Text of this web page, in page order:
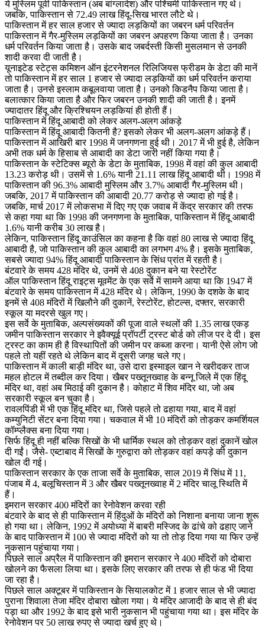
ये मुस्लिम पूर्वी पाकिस्तान (अब बांग्लादेश) और पश्चिमी पाकिस्तान गए थे।
जबकि, पाकिस्तान से 72.49 लाख हिंदू-सिख भारत लौटे थे।
पाकिस्तान में हर साल हजार से ज्यादा लड़कियों का जबरन धर्म परिवर्तन
पाकिस्तान में गैर-मुस्लिम लड़कियों का जबरन अपहरण किया जाता है। उनका
धर्म परिवर्तन किया जाता है। उसके बाद जबर्दस्ती किसी मुसलमान से उनकी
शादी करवा दी जाती है।
यूनाइटेड स्टेट्स कमिशन ऑन इंटरनेशनल रिलिजियस फ्रीडम के डेटा की मानें
तो पाकिस्तान में हर साल 1 हजार से ज्यादा लड़कियों का धर्म परिवर्तन कराया
जाता है। उनसे इस्लाम कबूलवाया जाता है। उनको किडनैप किया जाता है।
बलात्कार किया जाता है और फिर जबरन उनकी शादी की जाती है। इनमें
ज्यादातर हिंदू और क्रिश्चियन लड़कियां ही होती हैं।
पाकिस्तान में हिंदू आबादी को लेकर अलग-अलग आंकड़े
पाकिस्तान में हिंदू आबादी कितनी है? इसको लेकर भी अलग-अलग आंकड़े हैं।
पाकिस्तान में आखिरी बार 1998 में जनगणना हुई थी। 2017 में भी हुई है, लेकिन
अभी तक धर्म के हिसाब से आबादी का डेटा जारी नहीं किया गया है।
पाकिस्तान के स्टेटिक्स ब्यूरो के डेटा के मुताबिक, 1998 में वहां की कुल आबादी
13.23 करोड़ थी। उसमें से 1.6% यानी 21.11 लाख हिंदू आबादी थी। 1998 में
पाकिस्तान की 96.3% आबादी मुस्लिम और 3.7% आबादी गैर-मुस्लिम थी।
जबकि, 2017 में पाकिस्तान की आबादी 20.77 करोड़ से ज्यादा हो गई है।
जबकि, मार्च 2017 में लोकसभा में दिए गए एक जवाब में केंद्र सरकार की तरफ
से कहा गया था कि 1998 की जनगणना के मुताबिक, पाकिस्तान में हिंदू आबादी
1.6% यानी करीब 30 लाख है।
लेकिन, पाकिस्तान हिंदू काउंसिल का कहना है कि वहां 80 लाख से ज्यादा हिंदू
आबादी है, जो पाकिस्तान की कुल आबादी का लगभग 4% है। इसके मुताबिक,
सबसे ज्यादा 94% हिंदू आबादी पाकिस्तान के सिंध प्रांत में रहती है।
बंटवारे के समय 428 मंदिर थे, उनमें से 408 दुकान बने या रेस्टोरेंट
ऑल पाकिस्तान हिंदू राइट्स मूवमेंट के एक सर्वे में सामने आया था कि 1947 में
बंटवारे के समय पाकिस्तान में 428 मंदिर थे। लेकिन, 1990 के दशके के बाद
इनमें से 408 मंदिरों में खिलौने की दुकानें, रेस्टोरेंट, होटल्स, दफ्तर, सरकारी
स्कूल या मदरसे खुल गए।
इस सर्वे के मुताबिक, अल्पसंख्यकों की पूजा वाले स्थलों की 1.35 लाख एकड़
जमीन पाकिस्तान सरकार ने इवैक्यूई प्रॉपर्टी ट्रस्ट बोर्ड को लीज पर दे दी। इस
ट्रस्ट का काम ही है विस्थापितों की जमीन पर कब्जा करना। यानी ऐसे लोग जो
पहले तो यहीं रहते थे लेकिन बाद में दूसरी जगह चले गए।
पाकिस्तान में काली बाड़ी मंदिर था, उसे दारा इस्माइल खान ने खरीदकर ताज
महल होटल में तब्दील कर दिया। खैबर पख्तूनख्वाह के बन्नू जिले में एक हिंदू
मंदिर था, वहां अब मिठाई की दुकान है। कोहाट में शिव मंदिर था, जो अब
सरकारी स्कूल बन चुका है।
रावलपिंडी में भी एक हिंदू मंदिर था, जिसे पहले तो ढहाया गया, बाद में वहां
कम्युनिटी सेंटर बना दिया गया। चकवाल में भी 10 मंदिरों को तोड़कर कमर्शियल
कॉम्प्लैक्स बना दिया गया।
सिर्फ हिंदू ही नहीं बल्कि सिखों के भी धार्मिक स्थल को तोड़कर वहां दुकानें खोल
दी गईं। जैसे- एब्टाबाद में सिखों के गुरुद्वारा को तोड़कर वहां कपड़े की दुकान
खोल दी गई।
पाकिस्तान सरकार के एक ताजा सर्वे के मुताबिक, साल 2019 में सिंध में 11,
पंजाब में 4, बलूचिस्तान में 3 और खैबर पख्तूनख्वाह में 2 मंदिर चालू स्थिति में
हैं।
इमरान सरकार 400 मंदिरों का रेनोवेशन करवा रही
बंटवारे के बाद से ही पाकिस्तान में हिंदुओं के मंदिरों को निशाना बनाया जाना शुरू
हो गया था। लेकिन, 1992 में अयोध्या में बाबरी मस्जिद के ढांचे को ढहाए जाने
के बाद पाकिस्तान में 100 से ज्यादा मंदिरों को या तो तोड़ दिया गया या फिर उन्हें
नुकसान पहुंचाया गया।
पिछले साल अप्रैल में पाकिस्तान की इमरान सरकार ने 400 मंदिरों को दोबारा
खोलने का फैसला लिया था। इसके लिए सरकार की तरफ से ही फंड भी दिया
जा रहा है।
पिछले साल अक्टूबर में पाकिस्तान के सियालकोट में 1 हजार साल से भी ज्यादा
पुराना शिवाला तेजा मंदिर दोबारा खोला गया। ये मंदिर आजादी के बाद से ही बंद
पड़ा था और 1992 के बाद इसे भारी नुकसान भी पहुंचाया गया था। इस मंदिर के
रेनोवेशन पर 50 लाख रुपए से ज्यादा खर्च हुए थे।